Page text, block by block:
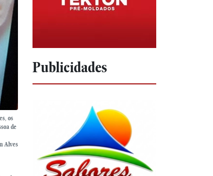
os
de
Alves
Publicidades